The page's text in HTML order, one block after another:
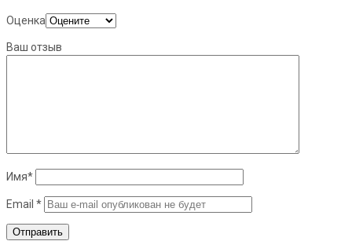
Оценка
Ваш отзыв
Имя*
Email *